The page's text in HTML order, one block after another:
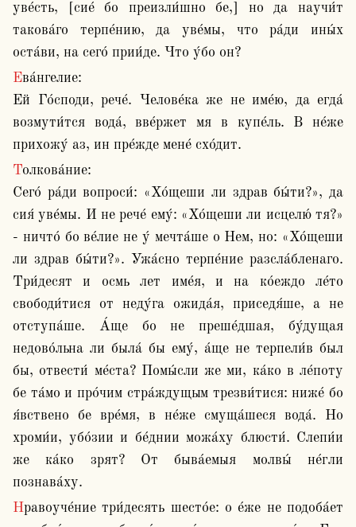
уве́сть, [сие́ бо преизли́шно бе,] но да научи́т
такова́го терпе́нию, да уве́мы, что ра́ди ины́х
оста́ви, на сего́ прии́де. Что у́бо он?
Ева́нгелие:
Ей Го́споди, рече́. Челове́ка же не име́ю, да егда́
возмути́тся вода́, вве́ржет мя в купе́ль. В не́же
прихожу́ аз, ин пре́жде мене́ схо́дит.
Толкова́ние:
Сего́ ра́ди вопроси́: «Хо́щеши ли здрав бы́ти?», да
сия́ уве́мы. И не рече́ ему́: «Хо́щеши ли исцелю́ тя?»
- ничто́ бо ве́лие не у́ мечта́ше о Нем, но: «Хо́щеши
ли здрав бы́ти?». Ужа́сно терпе́ние разсла́бленаго.
Три́десят и осмь лет име́я, и на ко́еждо ле́то
свободи́тися от неду́га ожида́я, приседя́ше, а не
отступа́ше. А́ще бо не преше́дшая, бу́дущая
недово́льна ли была́ бы ему́, а́ще не терпели́в был
бы, отвести́ ме́ста? Помы́сли же ми, ка́ко в ле́поту
бе та́мо и про́чим стра́ждущым трезви́тися: ниже́ бо
я́вствено бе вре́мя, в не́же смуща́шеся вода́. Но
хроми́и, убо́зии и бе́днии можа́ху блюсти́. Слепи́и
же ка́ко зрят? От быва́емыя молвы́ не́гли
познава́ху.
Нравоуче́ние три́десять шесто́е: о е́же не подоба́ет